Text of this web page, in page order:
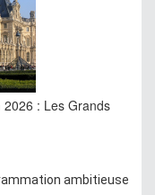
2026 : Les Grands
ambitieuse